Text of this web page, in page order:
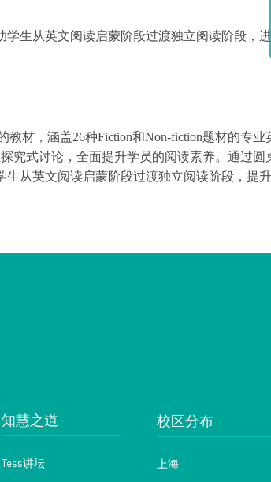
生从英文阅读启蒙阶段过渡独立阅读阶段，
教材，涵盖26种Fiction和Non-fiction题材的专业
究式讨论，全面提升学员的阅读素养。通过圆
从英文阅读启蒙阶段过渡独立阅读阶段，提
知慧之道
Tess讲坛
校区分布
上海